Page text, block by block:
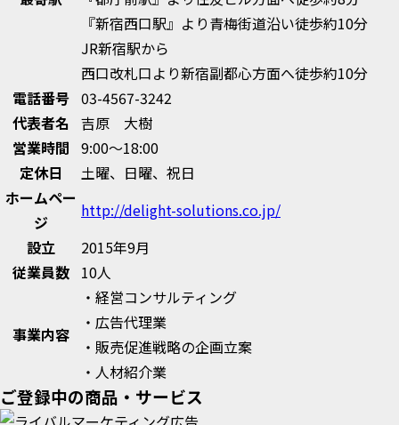
『新宿西口駅』より青梅街道沿い徒歩約10分
JR新宿駅から
西口改札口より新宿副都心方面へ徒歩約10分
電話番号 03-4567-3242
代表者名 吉原 大樹
営業時間 9:00～18:00
定休日
土曜、日曜、祝日
ホームペー
ジ
http://delight-solutions.co.jp/
設立
2015年9月
従業員数
10人
事業内容
・経営コンサルティング
・広告代理業
・販売促進戦略の企画立案
・人材紹介業
ご登録中の商品・サービス